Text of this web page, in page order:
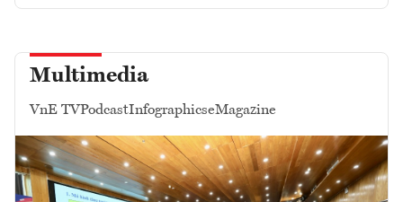
Multimedia
VnE TVPodcastInfographicseMagazine